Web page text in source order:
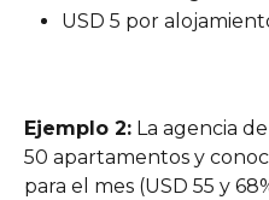
USD 5 por
Ejemplo 2: La agencia
50 apartamentos y
para el mes (USD 55 y